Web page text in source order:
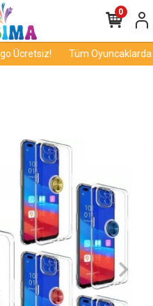
Ücretsiz! Tüm Oyuncaklarda
0